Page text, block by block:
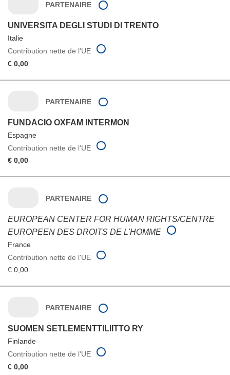
PARTENAIRE
UNIVERSITA DEGLI STUDI DI TRENTO
Italie
Contribution nette de l'UE
€ 0,00
PARTENAIRE
FUNDACIO OXFAM INTERMON
Espagne
Contribution nette de l'UE
€ 0,00
PARTENAIRE
EUROPEAN CENTER FOR HUMAN RIGHTS/CENTRE
EUROPEEN DES DROITS DE L'HOMME
France
Contribution nette de l'UE
€ 0,00
PARTENAIRE
SUOMEN SETLEMENTTILIITTO RY
Finlande
Contribution nette de l'UE
€ 0,00